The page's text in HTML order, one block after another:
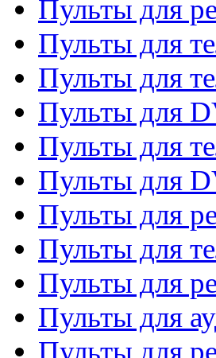
Пульты для
Пульты для
Пульты для
Пульты для
Пульты для
Пульты для
Пульты для
Пульты для
Пульты для
Пульты для
Пульты для